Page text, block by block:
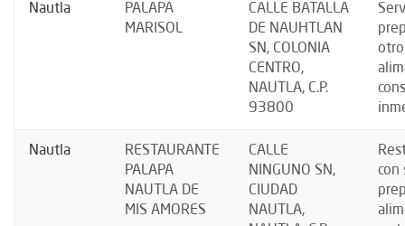
Nautla
PALAPA
MARISOL
CALLE BATALLA
DE NAUHTLAN
SN, COLONIA
CENTRO,
NAUTLA, C.P.
93800
Nautla
RESTAURANTE
PALAPA
NAUTLA DE
MIS AMORES
CALLE
NINGUNO SN,
CIUDAD
NAUTLA,
con